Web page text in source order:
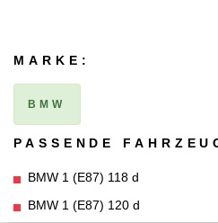
MARKE:
BMW
PASSENDE
BMW 1 (E87) 118 d
BMW 1 (E87) 120 d